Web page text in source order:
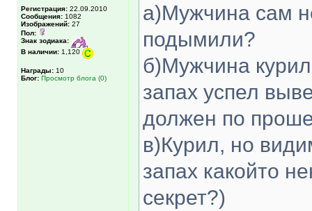
Регистрация: 22.09.2010
Сообщения: 1082
Изображений: 27
Пол:
Знак зодиака:
В наличии: 1,120
Награды: 10
Блог: Просмотр блога (0)
а)Мужчина сам
подымили?
б)Мужчина
запах успел
должен по
в)Курил, но
запах какойто
секрет?)